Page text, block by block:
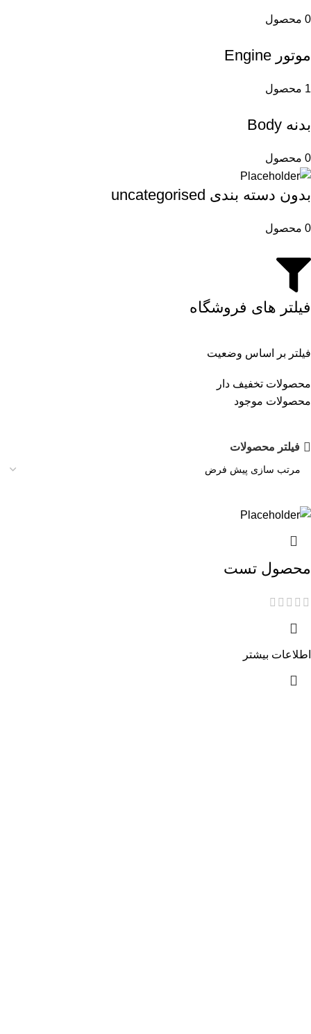
0 محصول
موتور Engine
1 محصول
بدنه Body
0 محصول
بدون دسته بندی uncategorised
0 محصول
فیلتر های فروشگاه
فیلتر بر اساس وضعیت
محصولات تخفیف دار
محصولات موجود
فیلتر محصولات
محصول تست
اطلاعات بیشتر